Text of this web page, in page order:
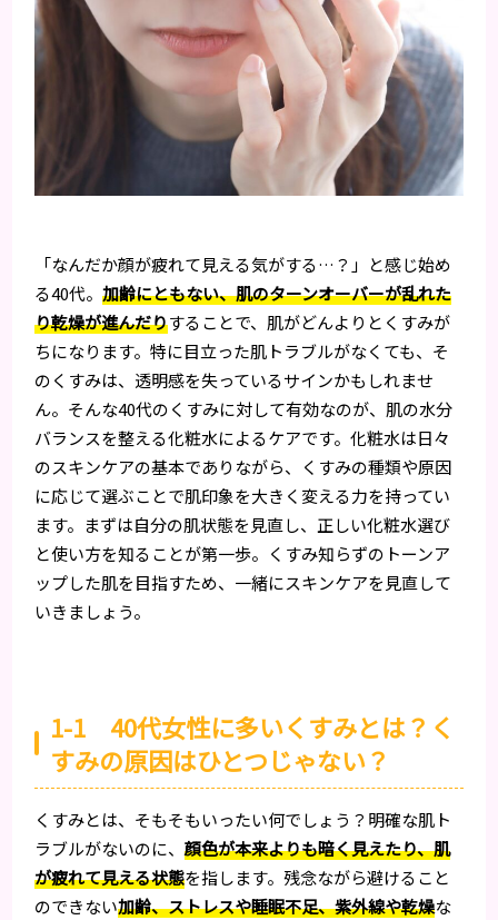
「なんだか顔が疲れて見える気がする…？」と感じ始め
る40代。加齢にともない、肌のターンオーバーが乱れた
り乾燥が進んだりすることで、肌がどんよりとくすみが
ちになります。特に目立った肌トラブルがなくても、そ
のくすみは、透明感を失っているサインかもしれませ
ん。そんな40代のくすみに対して有効なのが、肌の水分
バランスを整える化粧水によるケアです。化粧水は日々
のスキンケアの基本でありながら、くすみの種類や原因
に応じて選ぶことで肌印象を大きく変える力を持ってい
ます。まずは自分の肌状態を見直し、正しい化粧水選び
と使い方を知ることが第一歩。くすみ知らずのトーンア
ップした肌を目指すため、一緒にスキンケアを見直して
いきましょう。
1-1 40代女性に多いくすみとは？く
すみの原因はひとつじゃない？
くすみとは、そもそもいったい何でしょう？明確な肌ト
ラブルがないのに、顔色が本来よりも暗く見えたり、肌
が疲れて見える状態を指します。残念ながら避けること
のできない加齢、ストレスや睡眠不足、紫外線や乾燥な